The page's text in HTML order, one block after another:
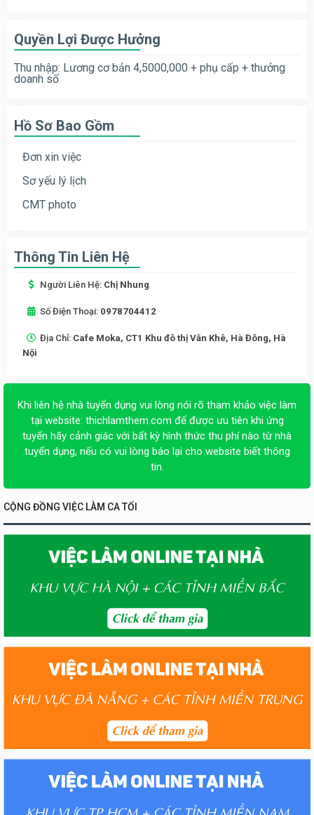
Quyền Lợi Được Hưởng
Thu nhập: Lương cơ bản 4,5000,000 + phụ cấp + thưởng
doanh số
Hồ Sơ Bao Gồm
Đơn xin việc
Sơ yếu lý lịch
CMT photo
Thông Tin Liên Hệ
Người Liên Hệ: Chị Nhung
Số Điện Thoại: 0978704412
Địa Chỉ: Cafe Moka, CT1 Khu đô thị Văn Khê, Hà Đông, Hà
Nội
Khi liên hệ nhà tuyển dụng vui lòng nói rõ tham khảo việc làm
tại website: thichlamthem.com để được ưu tiên khi ứng
tuyển hãy cảnh giác với bất kỳ hình thức thu phí nào từ nhà
tuyển dụng, nếu có vui lòng báo lại cho website biết thông
tin.
CỘNG ĐỒNG VIỆC LÀM CA TỐI